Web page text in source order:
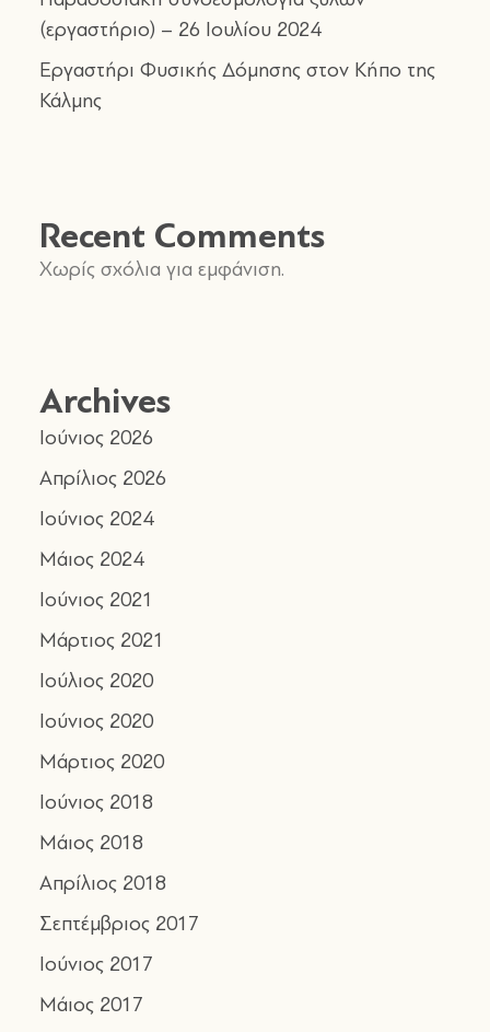
(εργαστήριο) – 26 Ιουλίου 2024
Εργαστήρι Φυσικής Δόμησης στον Κήπο της
Κάλμης
Recent Comments
Χωρίς σχόλια για εμφάνιση.
Archives
Ιούνιος 2026
Απρίλιος 2026
Ιούνιος 2024
Μάιος 2024
Ιούνιος 2021
Μάρτιος 2021
Ιούλιος 2020
Ιούνιος 2020
Μάρτιος 2020
Ιούνιος 2018
Μάιος 2018
Απρίλιος 2018
Σεπτέμβριος 2017
Ιούνιος 2017
Μάιος 2017